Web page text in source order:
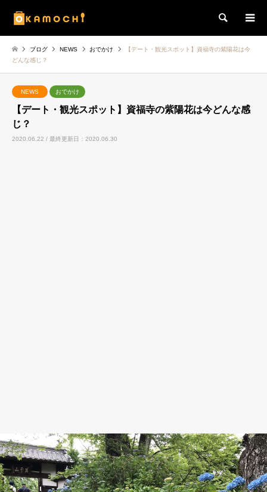
検索
ブログ NEWS おでかけ
【デート・観光スポット】資福寺の紫陽花は今
どんな感じ？
NEWS おでかけ
【デート・観光スポット】資福寺の紫陽花は今どんな感
じ？
2020.06.22 / 最終更新日：2020.06.30